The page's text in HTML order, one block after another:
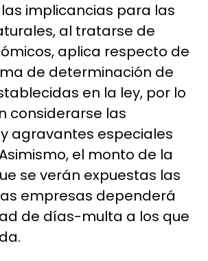
implicancias para las
al tratarse de
aplica respecto de
de determinación de
en la ley, por lo
considerarse las
agravantes especiales
el monto de la
se verán expuestas las
empresas dependerá
de días-multa a los que